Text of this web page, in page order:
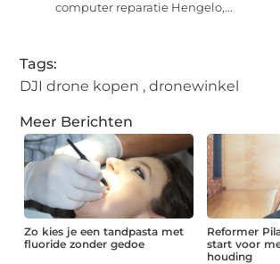
computer reparatie Hengelo,...
Tags:
DJI drone kopen ,dronewinkel
Meer Berichten
Zo kies je een tandpasta met
fluoride zonder gedoe
Reformer
start voor
houding